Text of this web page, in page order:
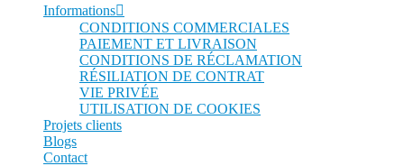
Informations
CONDITIONS COMMERCIALES
PAIEMENT ET LIVRAISON
CONDITIONS DE RÉCLAMATION
RÉSILIATION DE CONTRAT
VIE PRIVÉE
UTILISATION DE COOKIES
Projets clients
Blogs
Contact